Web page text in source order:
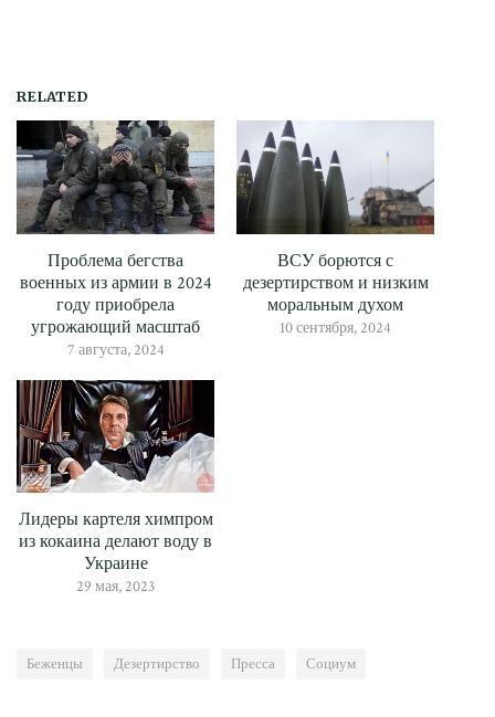
RELATED
Проблема бегства
военных из армии в 2024
году приобрела
угрожающий масштаб
7 августа, 2024
ВСУ борются с
дезертирством и низким
моральным духом
10 сентября, 2024
Лидеры картеля химпром
из кокаина делают воду в
Украине
29 мая, 2023
Беженцы Дезертирство Пресса Социум